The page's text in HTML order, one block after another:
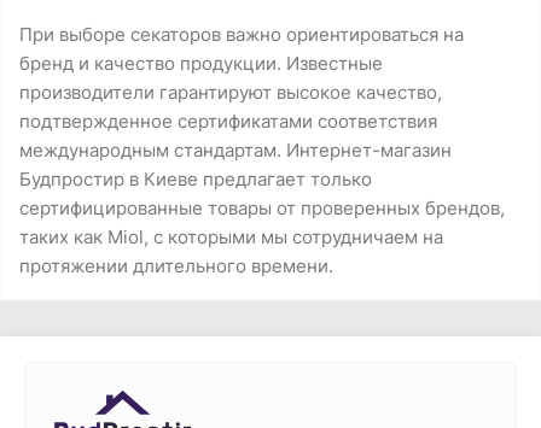
При выборе секаторов важно ориентироваться на
бренд и качество продукции. Известные
производители гарантируют высокое качество,
подтвержденное сертификатами соответствия
международным стандартам. Интернет-магазин
Будпростир в Киеве предлагает только
сертифицированные товары от проверенных брендов,
таких как Miol, с которыми мы сотрудничаем на
протяжении длительного времени.